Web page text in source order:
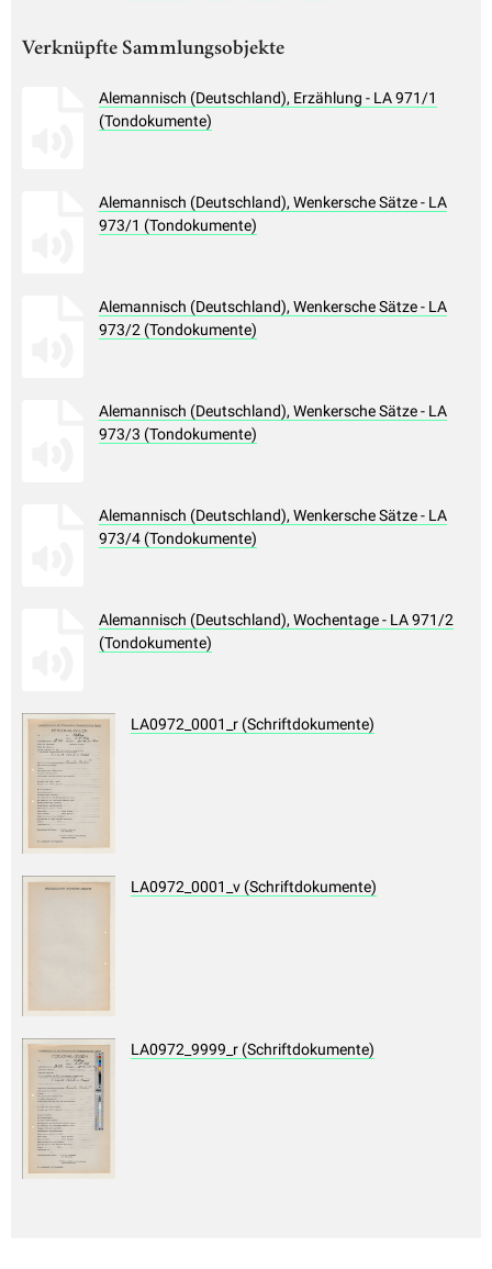
Verknüpfte Sammlungsobjekte
Alemannisch (Deutschland), Erzählung - LA 971/1
(Tondokumente)
Alemannisch (Deutschland), Wenkersche Sätze - LA
973/1 (Tondokumente)
Alemannisch (Deutschland), Wenkersche Sätze - LA
973/2 (Tondokumente)
Alemannisch (Deutschland), Wenkersche Sätze - LA
973/3 (Tondokumente)
Alemannisch (Deutschland), Wenkersche Sätze - LA
973/4 (Tondokumente)
Alemannisch (Deutschland), Wochentage - LA 971/2
(Tondokumente)
LA0972_0001_r (Schriftdokumente)
LA0972_0001_v (Schriftdokumente)
LA0972_9999_r (Schriftdokumente)